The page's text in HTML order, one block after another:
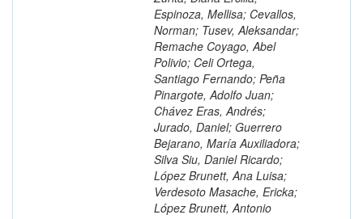
Espinoza, Mellisa; Cevallos,
Norman; Tusev, Aleksandar;
Remache Coyago, Abel
Polivio; Celi Ortega,
Santiago Fernando; Peña
Pinargote, Adolfo Juan;
Chávez Eras, Andrés;
Jurado, Daniel; Guerrero
Bejarano, María Auxiliadora;
Silva Siu, Daniel Ricardo;
López Brunett, Ana Luisa;
Verdesoto Masache, Ericka;
López Brunett, Antonio